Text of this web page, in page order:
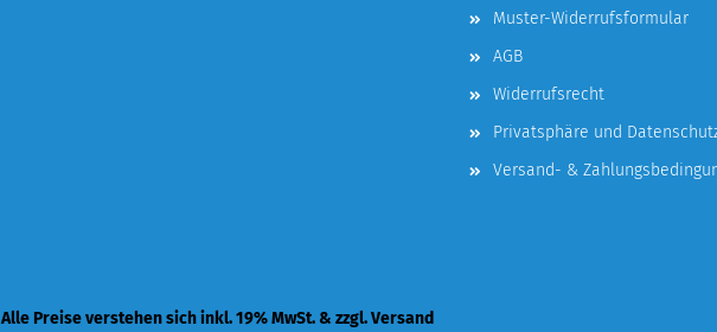
Muster-Widerrufsformular
AGB
Widerrufsrecht
Privatsphäre und
Versand- &
Alle Preise verstehen sich inkl. 19% MwSt. & zzgl. Versand